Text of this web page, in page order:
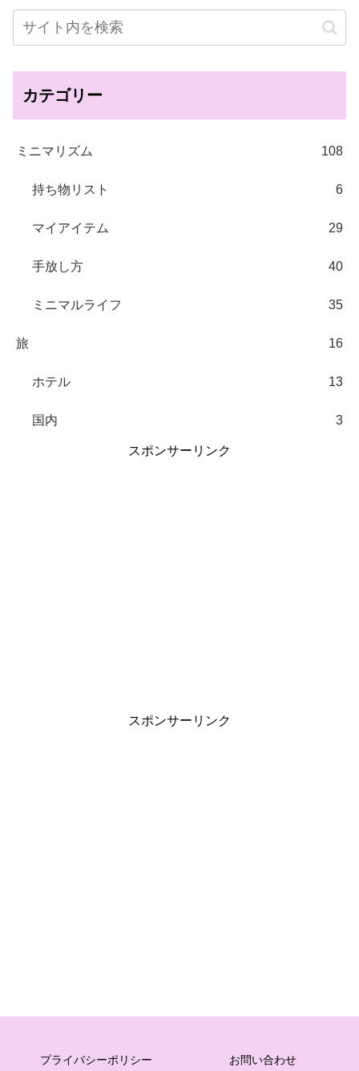
カテゴリー
ミニマリズム 108
持ち物リスト 6
マイアイテム 29
手放し方 40
ミニマルライフ 35
旅 16
ホテル 13
国内 3
スポンサーリンク
スポンサーリンク
プライバシーポリシー お問い合わせ